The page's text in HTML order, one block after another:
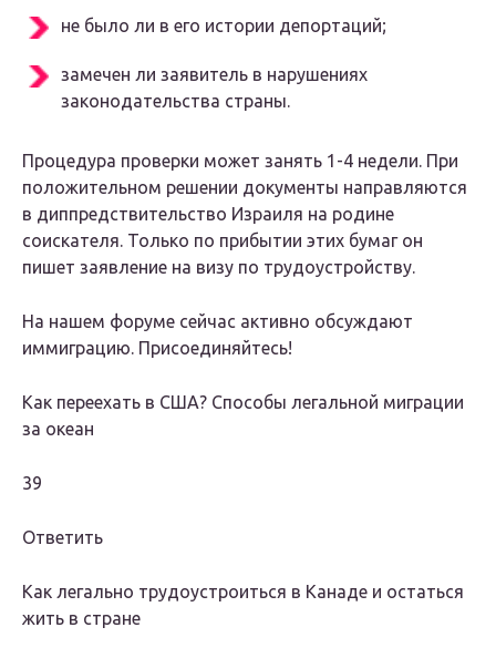
не было ли в его истории депортаций;
замечен ли заявитель в нарушениях
законодательства страны.
Процедура проверки может занять 1-4 недели. При
положительном решении документы направляются
в диппредствительство Израиля на родине
соискателя. Только по прибытии этих бумаг он
пишет заявление на визу по трудоустройству.
На нашем форуме сейчас активно обсуждают
иммиграцию. Присоединяйтесь!
Как переехать в США? Способы легальной миграции
за океан
39
Ответить
Как легально трудоустроиться в Канаде и остаться
жить в стране